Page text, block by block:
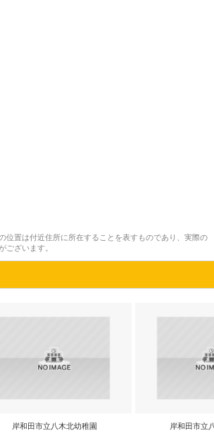
位置は付近住所に所在することを表すものであり、実際の
ございます。
岸和田市立八木北幼稚園 岸和田市立